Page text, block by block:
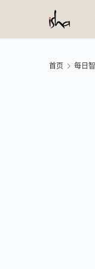
首页 每日